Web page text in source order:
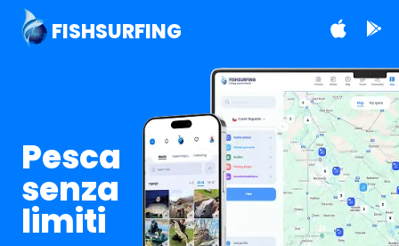
FISHSURFING
Pesca
senza
limiti